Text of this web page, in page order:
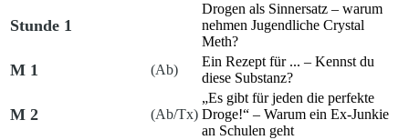
Stunde 1
Drogen als Sinnersatz – warum
nehmen Jugendliche Crystal
Meth?
M 1 (Ab)
Ein Rezept für ... – Kennst du
diese Substanz?
M 2 (Ab/Tx)
„Es gibt für jeden die perfekte
Droge!“ – Warum ein Ex-Junkie
an Schulen geht